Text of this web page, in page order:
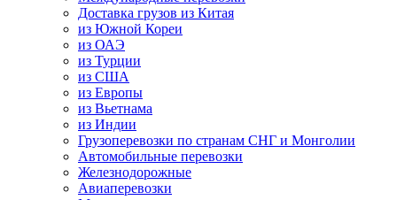
Доставка грузов из Китая
из Южной Кореи
из ОАЭ
из Турции
из США
из Европы
из Вьетнама
из Индии
Грузоперевозки по странам СНГ и Монголии
Автомобильные перевозки
Железнодорожные
Авиаперевозки